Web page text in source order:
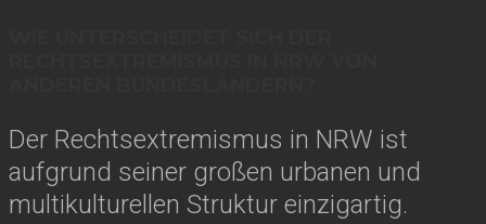
Der Rechtsextremismus in NRW ist
aufgrund seiner großen urbanen und
multikulturellen Struktur einzigartig.